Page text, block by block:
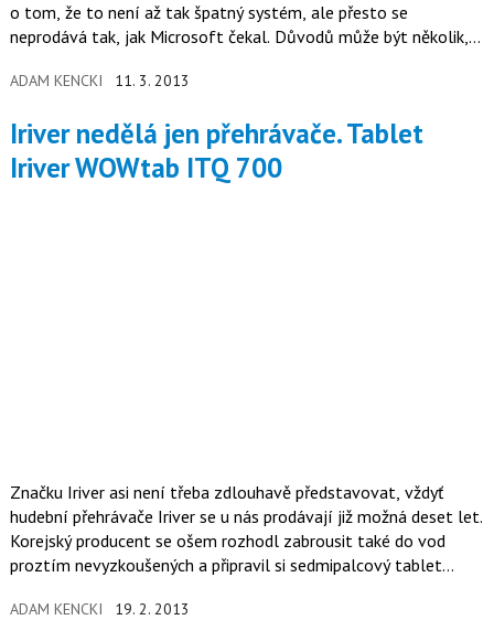
o tom, že to není až tak špatný systém, ale přesto se
neprodává tak, jak Microsoft čekal. Důvodů může být několik,
systémem. Lékem by mohl být tablet HP Envy X2. Tablet s
ADAM KENCKI 11. 3. 2013
Iriver nedělá jen přehrávače. Tablet
Iriver WOWtab ITQ 700
Značku Iriver asi není třeba zdlouhavě představovat, vždyť
hudební přehrávače Iriver se u nás prodávají již možná deset let.
Korejský producent se ošem rozhodl zabrousit také do vod
proztím nevyzkoušených a připravil si sedmipalcový tablet
ADAM KENCKI 19. 2. 2013